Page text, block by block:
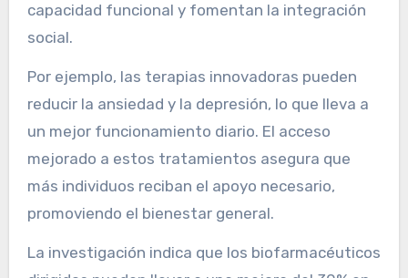
capacidad funcional y fomentan la integración
social.
Por ejemplo, las terapias innovadoras pueden
reducir la ansiedad y la depresión, lo que lleva a
un mejor funcionamiento diario. El acceso
mejorado a estos tratamientos asegura que
más individuos reciban el apoyo necesario,
promoviendo el bienestar general.
La investigación indica que los biofarmacéuticos